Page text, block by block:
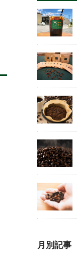
月別記事